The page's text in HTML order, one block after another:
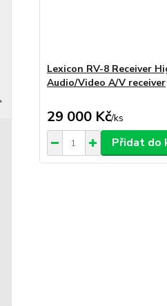
Lexicon RV-8 Receiver
Audio/Video A/V receiver
29 000 Kč/ks
Přidat do